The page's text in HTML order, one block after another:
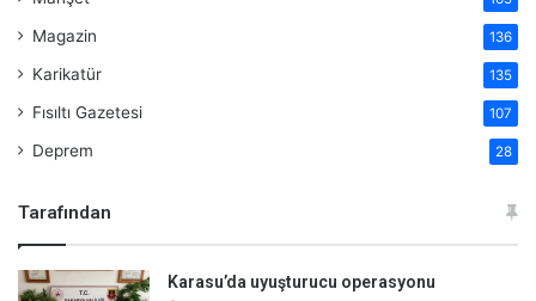
Magazin 136
Karikatür 135
Fısıltı Gazetesi 107
Deprem 28
Tarafından
Karasu’da uyuşturucu operasyonu